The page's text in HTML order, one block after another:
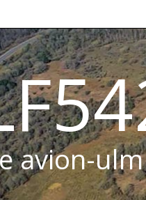
avion-